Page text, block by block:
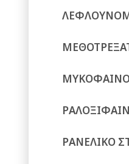
ΡΑΝΕΛΙΚΟ